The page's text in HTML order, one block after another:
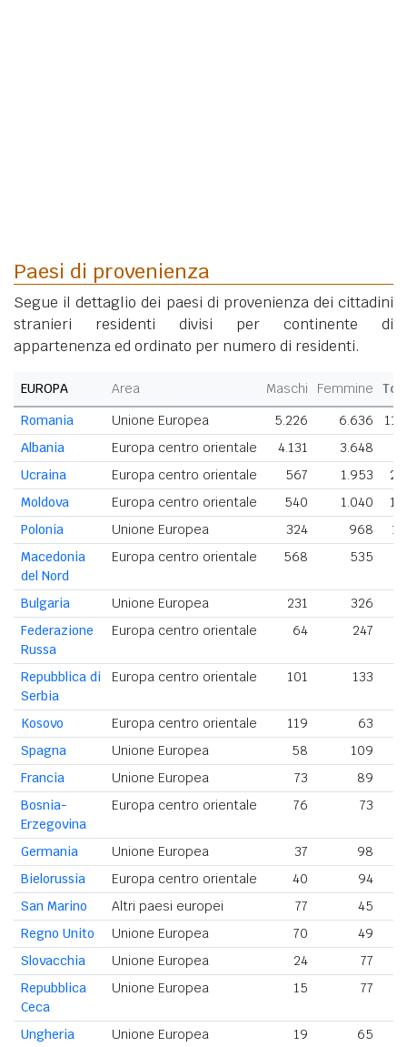
Paesi di provenienza
Segue il dettaglio dei paesi di provenienza dei cittadini
stranieri residenti divisi per continente di
appartenenza ed ordinato per numero di residenti.
EUROPA Area Maschi Femmine
Romania
Unione Europea 5.226 6.636
Albania
Europa centro orientale 4.131 3.648
Ucraina
Europa centro orientale 567 1.953
Moldova
Europa centro orientale 540 1.040
Polonia
Unione Europea 324 968
Macedonia
del Nord
Europa centro orientale 568 535
Bulgaria Unione Europea 231 326
Federazione
Russa
Europa centro orientale 64 247
Repubblica di
Serbia
Europa centro orientale 101 133
Kosovo Europa centro orientale 119 63
Spagna
Unione Europea 58 109
Francia
Unione Europea 73 89
Bosnia-
Erzegovina
Europa centro orientale 76 73
Germania Unione Europea 37 98
Bielorussia
Europa centro orientale 40 94
San Marino
Altri paesi europei 77 45
Regno Unito
Unione Europea 70 49
Slovacchia
Unione Europea 24 77
Repubblica
Ceca
Unione Europea 15 77
Ungheria Unione Europea 19 65